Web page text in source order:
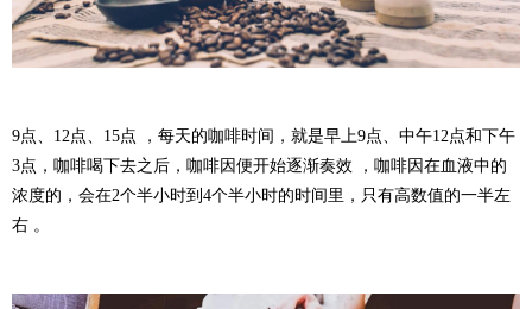
9点、12点、15点 ，每天的咖啡时间，就是早上9点、中午12点和下午
3点，咖啡喝下去之后，咖啡因便开始逐渐奏效 ，咖啡因在血液中的
浓度的，会在2个半小时到4个半小时的时间里，只有高数值的一半左
右 。